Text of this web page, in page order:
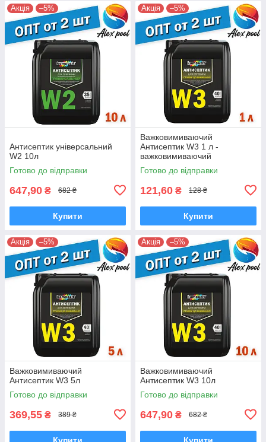
Акція –5%
Антисептик універсальний
W2 10л
Готово до відправки
647,90 ₴ 682 ₴
Купити
Акція –5%
Важковимиваючий
Антисептик W3 1 л -
важковимиваючий
антисептичний склад
Готово до відправки
121,60 ₴ 128 ₴
Купити
Акція –5%
Важковимиваючий
Антисептик W3 5л
Готово до відправки
369,55 ₴ 389 ₴
Купити
Акція –5%
Важковимиваючий
Антисептик W3 10л
Готово до відправки
647,90 ₴ 682 ₴
Купити